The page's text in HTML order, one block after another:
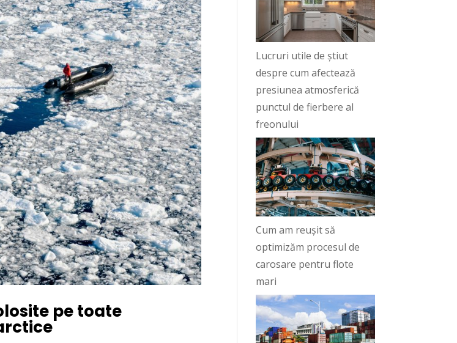
pe toate
Lucruri utile de știut
despre cum afectează
presiunea atmosferică
punctul de fierbere al
freonului
Cum am reușit să
optimizăm procesul de
carosare pentru flote
mari